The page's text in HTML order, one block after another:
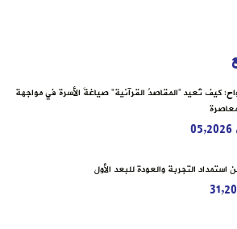
كيف تُعيد “المقاصدُ القرآنية” صياغةَ الأسرة في مواجهة
التجربة والعودة للبعد الأول